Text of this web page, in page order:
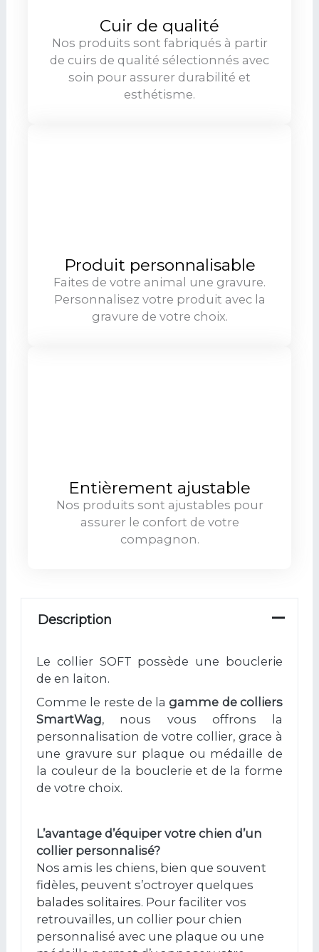
Cuir de qualité
Nos produits sont fabriqués à partir
de cuirs de qualité sélectionnés avec
soin pour assurer durabilité et
esthétisme.
Produit personnalisable
Faites de votre animal une gravure.
Personnalisez votre produit avec la
gravure de votre choix.
Entièrement ajustable
Nos produits sont ajustables pour
assurer le confort de votre
compagnon.
Description
Le collier SOFT possède une bouclerie
de en laiton.
Comme le reste de lagamme de colliers
SmartWag, nous vous offrons
la
personnalisation de votre collier, grace à
une gravure sur plaque ou médaille de
la couleur de la bouclerie et de la forme
de votre choix.
L’avantage d’équiper votre chien d’un
collier personnalisé?
Nos amis les chiens, bien que souvent
fidèles, peuvent s’octroyer quelques
balades solitaires. Pour faciliter vos
retrouvailles, un collier pour chien
personnalisé avec une plaque ou une